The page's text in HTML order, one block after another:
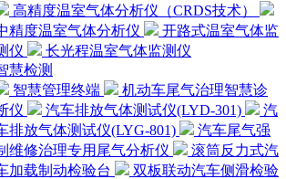
高精度温室气体分析仪（CRDS技术）
精度温室气体分析仪
开路式温室气体监
仪
长光程温室气体监测仪
慧检测
智慧管理终端
机动车尾气治理智慧诊
仪
汽车排放气体测试仪(LYD-301)
汽
排放气体测试仪(LYG-801)
汽车尾气强
维修治理专用尾气分析仪
滚筒反力式汽
加载制动检验台
双板联动汽车侧滑检验